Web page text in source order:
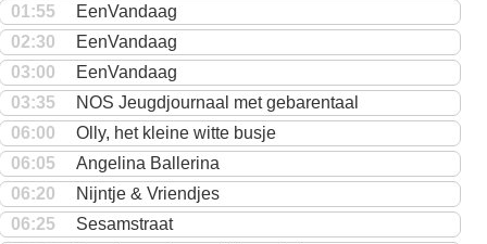
01:55
EenVandaag
02:30
EenVandaag
03:00
EenVandaag
03:35
NOS Jeugdjournaal met gebarentaal
06:00
Olly, het kleine witte busje
06:05
Angelina Ballerina
06:20
Nijntje & Vriendjes
06:25
Sesamstraat